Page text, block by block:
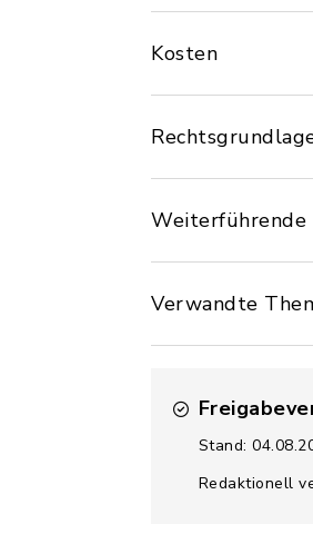
Kosten
Weiterführende
Verwandte
Stand:
Redaktionell